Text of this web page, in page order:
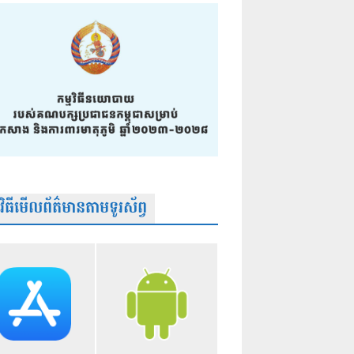
ធីមើលព័ត៌មានតាមទូរស័ព្វ